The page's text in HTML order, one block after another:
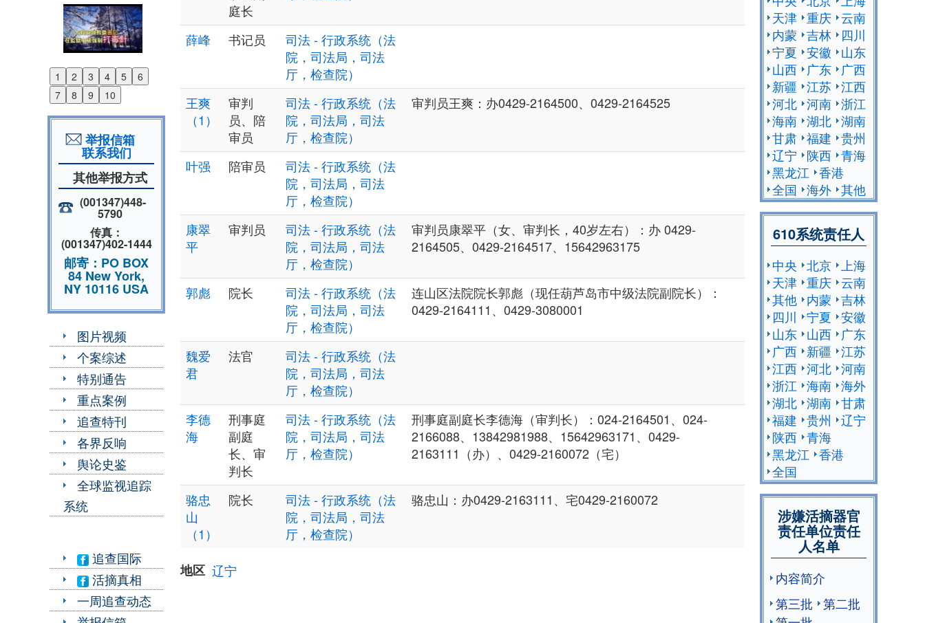
1 2 3 4 5
6
7
8 9 10
Previous
Next
举报信箱
联系我们
其他举报方式
(001347)448-
5790
传真：
(001347)402-1444
邮寄：PO BOX
84 New York,
NY 10116 USA
图片视频
个案综述
特别通告
重点案例
追查特刊
各界反响
舆论史鉴
全球监视追踪
系统
追查国际
活摘真相
一周追查动态
庭长
薛峰 书记员
司法 - 行政系统（法
院，司法局，司法
厅，检查院）
王爽
（1）
审判
员、陪
审员
司法 - 行政系统（法
院，司法局，司法
厅，检查院）
审判员王爽：办0429-2164500、0429-2164525
叶强 陪审员
司法 - 行政系统（法
院，司法局，司法
厅，检查院）
康翠
平
审判员
司法 - 行政系统（法
院，司法局，司法
厅，检查院）
审判员康翠平（女、审判长，40岁左右）：办 0429-
2164505、0429-2164517、15642963175
郭彪 院长
司法 - 行政系统（法
院，司法局，司法
厅，检查院）
连山区法院院长郭彪（现任葫芦岛市中级法院副院长）：
0429-2164111、0429-3080001
魏爱
君
法官
司法 - 行政系统（法
院，司法局，司法
厅，检查院）
李德
海
刑事庭
副庭
长、审
判长
司法 - 行政系统（法
院，司法局，司法
厅，检查院）
刑事庭副庭长李德海（审判长）：024-2164501、024-
2166088、13842981988、15642963171、0429-
2163111（办）、0429-2160072（宅）
骆忠
山
（1）
院长
司法 - 行政系统（法
院，司法局，司法
厅，检查院）
骆忠山：办0429-2163111、宅0429-2160072
地区 辽宁
天津 重庆 云南
内蒙 吉林
四川
宁夏 安徽
山东
山西
广东
广西
新疆 江苏 江西
河北 河南 浙江
海南 湖北 湖南
甘肃 福建 贵州
辽宁
陕西 青海
黑龙江 香港
全国 海外 其他
610系统责任人
中央 北京
上海
天津 重庆 云南
其他 内蒙 吉林
四川
宁夏 安徽
山东 山西
广东
广西 新疆 江苏
江西 河北 河南
浙江 海南 海外
湖北 湖南 甘肃
福建 贵州
辽宁
陕西 青海
黑龙江 香港
全国
涉嫌活摘器官
责任单位责任
人名单
内容简介
第三批
第二批